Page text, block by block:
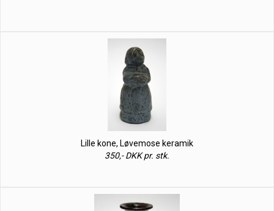
Lille kone, Løvemose keramik
350,- DKK pr. stk.